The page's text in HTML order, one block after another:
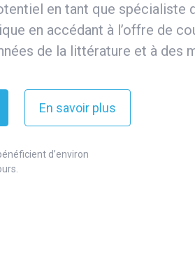
en tant que spécialiste
en accédant à l’offre de
de la littérature et à des
En savoir plus
d’environ